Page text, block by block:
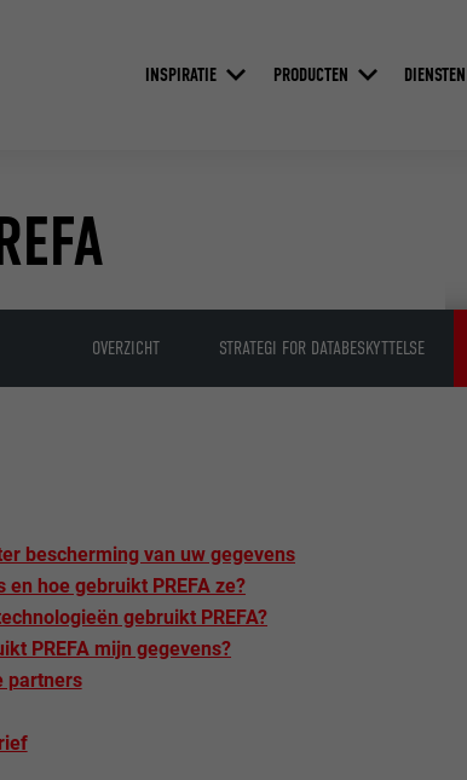
INSPIRATIE PRODUCTEN DIENSTEN
OVERZICHT STRATEGI FOR DATABESKYTTELSE
bescherming van uw gegevens
en hoe gebruikt PREFA ze?
gebruikt PREFA?
PREFA mijn gegevens?
partners